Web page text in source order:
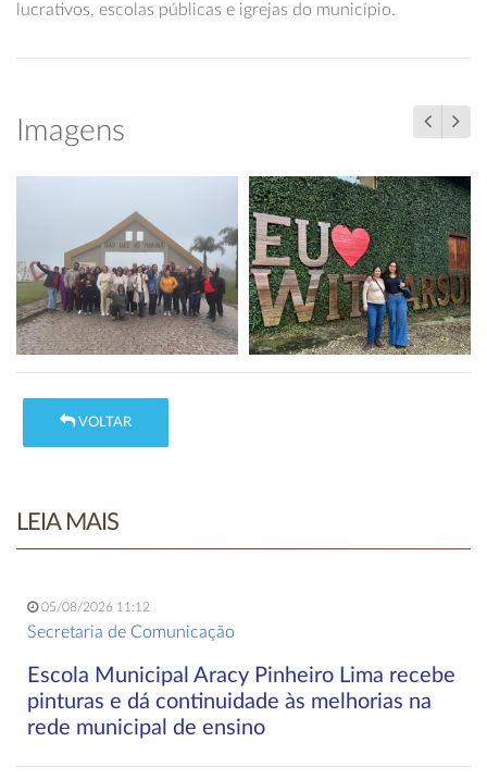
lucrativos, escolas públicas e igrejas do município.
Imagens
VOLTAR
LEIA MAIS
05/08/2026 11:12
Secretaria de Comunicação
Escola Municipal Aracy Pinheiro Lima recebe
pinturas e dá continuidade às melhorias na
rede municipal de ensino